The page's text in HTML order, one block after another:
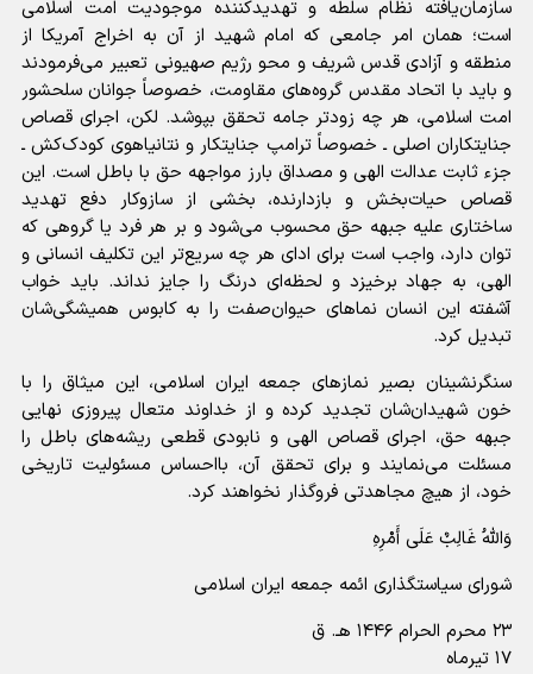
سازمان‌یافته‌ نظام سلطه و تهدیدکننده‌ موجودیت امت اسلامی
است؛ همان امر جامعی که امام شهید از آن به اخراج آمریکا از
منطقه و آزادی قدس شریف و محو رژیم صهیونی تعبیر می‌فرمودند
و باید با اتحاد مقدس گروه‌های مقاومت، خصوصاً جوانان سلحشور
امت اسلامی، هر چه زودتر جامه تحقق بپوشد. لکن، اجرای قصاص
جنایتکاران اصلی ـ خصوصاً ترامپ جنایتکار و نتانیاهوی کودک‌کش ـ
جزء ثابت عدالت الهی و مصداق بارز مواجهه حق با باطل است. این
قصاص حیات‌بخش و بازدارنده، بخشی از سازوکار دفع تهدید
ساختاری علیه جبهه حق محسوب می‌شود و بر هر فرد یا گروهی که
توان دارد، واجب است برای ادای هر چه سریع‌تر این تکلیف انسانی و
الهی، به جهاد برخیزد و لحظه‌ای درنگ را جایز نداند. باید خواب
آشفته این انسان نماهای حیوان‌صفت را به کابوس همیشگی‌شان
تبدیل کرد.
سنگرنشینان بصیر نمازهای جمعه ایران اسلامی، این میثاق را با
خون شهیدان‌شان تجدید کرده و از خداوند متعال پیروزی نهایی
جبهه حق، اجرای قصاص الهی و نابودی قطعی ریشه‌های باطل را
مسئلت می‌نمایند و برای تحقق آن، بااحساس مسئولیت تاریخی
خود، از هیچ مجاهدتی فروگذار نخواهند کرد.
وَاللّهُ غَالِبٌ عَلَی أَمْرِهِ
شورای سیاستگذاری ائمه جمعه ایران اسلامی
۲۳ محرم الحرام ۱۴۴۶ هـ. ق
۱۷ تیرماه